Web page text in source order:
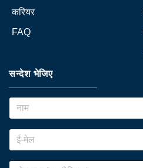
करियर
FAQ
सन्देश भेजिए